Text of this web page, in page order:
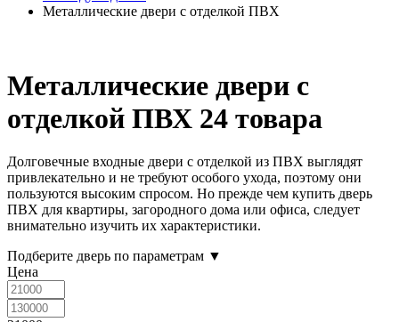
Металлические двери с отделкой ПВХ
Металлические двери с
отделкой ПВХ 24 товара
Долговечные входные двери с отделкой из ПВХ выглядят
привлекательно и не требуют особого ухода, поэтому они
пользуются высоким спросом. Но прежде чем купить дверь
ПВХ для квартиры, загородного дома или офиса, следует
внимательно изучить их характеристики.
Подберите дверь по параметрам ▼
Цена